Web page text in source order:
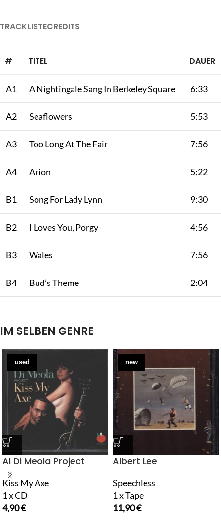
TRACKLISTECREDITS
# TITEL DAUER
A1 A Nightingale Sang In Berkeley Square 6:33
A2 Seaflowers 5:53
A3 Too Long At The Fair 7:56
A4 Arion 5:22
B1 Song For Lady Lynn 9:30
B2 I Loves You, Porgy 4:56
B3 Wales 7:56
B4 Bud’s Theme 2:04
IM SELBEN GENRE
used
Al Di Meola Project
Kiss My Axe
1 x CD
4,90€
new
Albert Lee
Speechless
1 x Tape
11,90€